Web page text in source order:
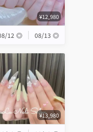
¥12,980
12 ◎ 08/13 ◎
¥13,980